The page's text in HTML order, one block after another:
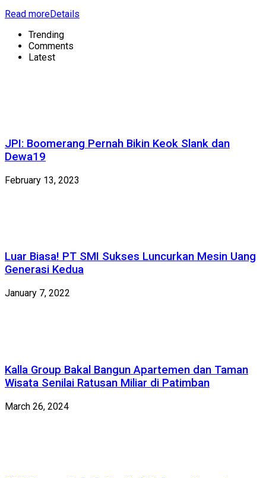
Read moreDetails
Trending
Comments
Latest
JPI: Boomerang Pernah Bikin Keok Slank dan
Dewa19
February 13, 2023
Luar Biasa! PT SMI Sukses Luncurkan Mesin Uang
Generasi Kedua
January 7, 2022
Kalla Group Bakal Bangun Apartemen dan Taman
Wisata Senilai Ratusan Miliar di Patimban
March 26, 2024